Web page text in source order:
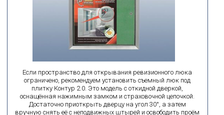
Если пространство для открывания ревизионного люка
ограничено, рекомендуем установить съемный люк под
плитку Контур 2.0. Это модель с откидной дверкой,
оснащённая нажимным замком и страховочной цепочкой.
Достаточно приоткрыть дверцу на угол 30°, а затем
вручную снять её с неподвижных штырей и освободить проём